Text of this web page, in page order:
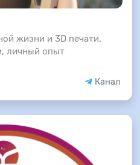
жизни и 3D печати.
личный опыт
Канал